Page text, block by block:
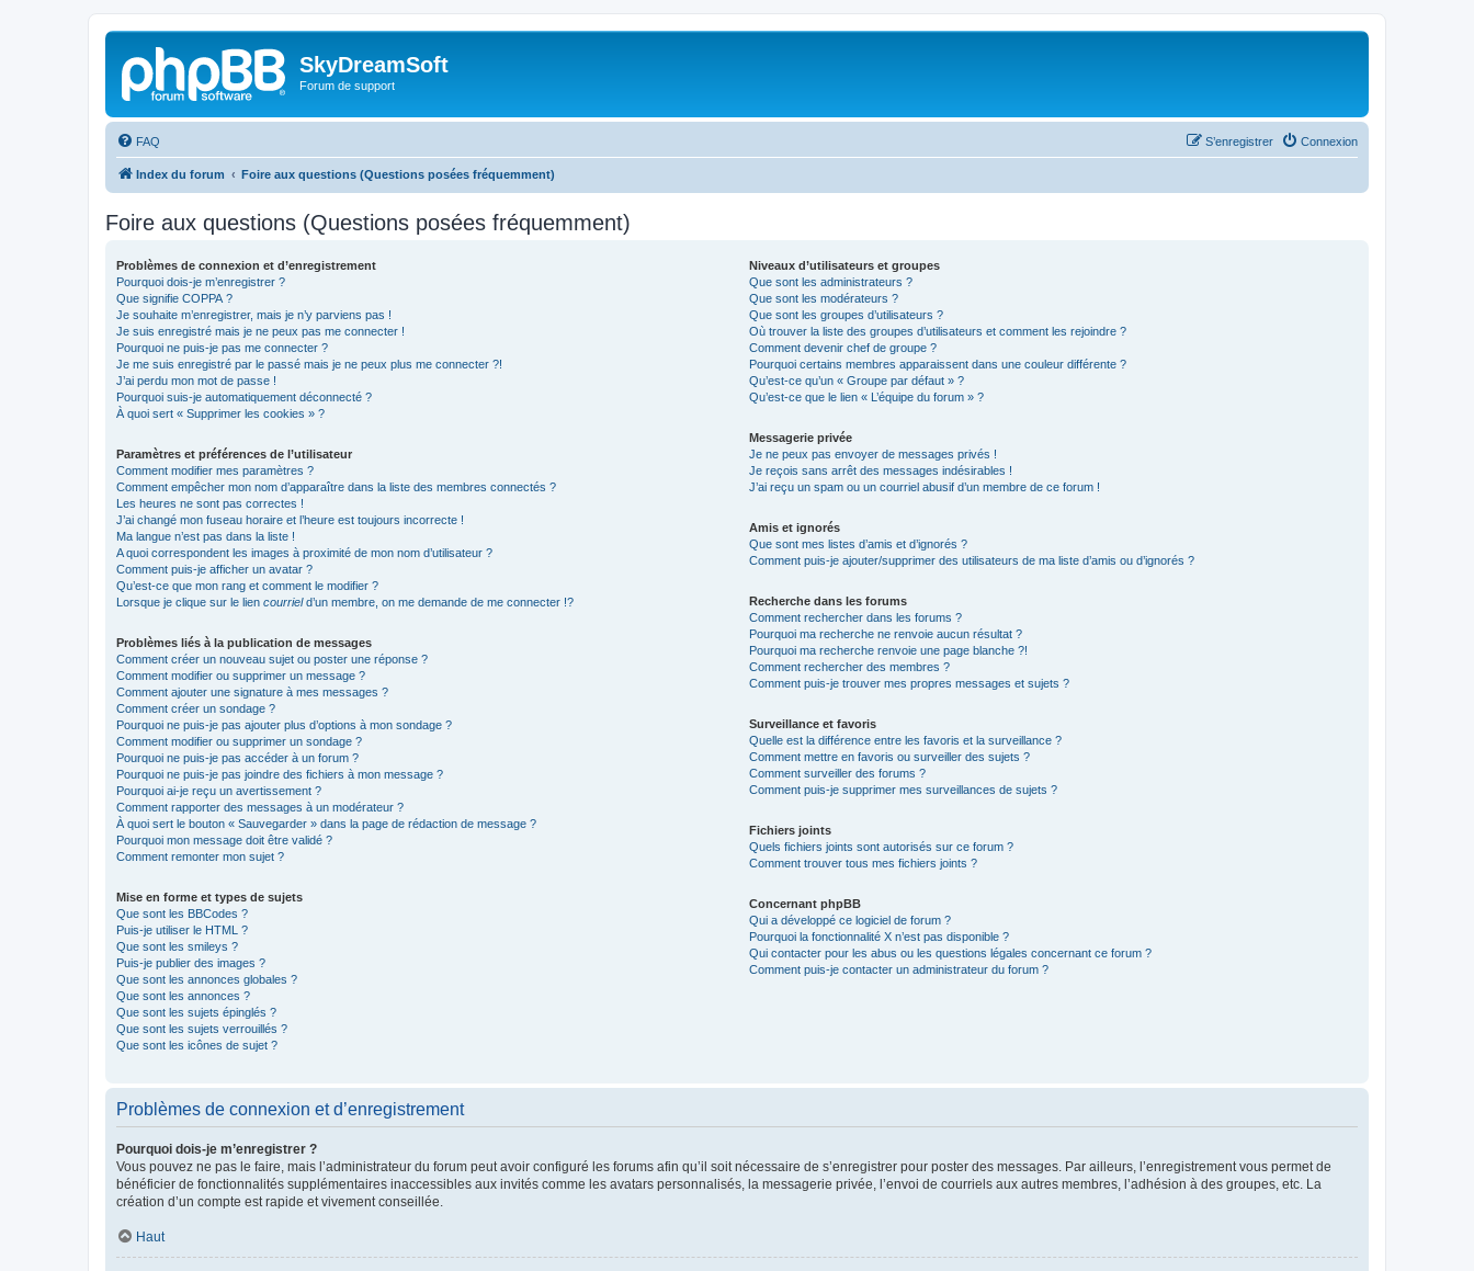
SkyDreamSoft
Forum de support
FAQ Connexion
S’enregistrer
Index du forum Foire aux questions (Questions posées fréquemment)
Foire aux questions (Questions posées fréquemment)
Problèmes de connexion et d’enregistrement
Pourquoi dois-je m’enregistrer ?
Que signifie COPPA ?
Je souhaite m’enregistrer, mais je n’y parviens pas !
Je suis enregistré mais je ne peux pas me connecter !
Pourquoi ne puis-je pas me connecter ?
Je me suis enregistré par le passé mais je ne peux plus me connecter ?!
J’ai perdu mon mot de passe !
Pourquoi suis-je automatiquement déconnecté ?
À quoi sert « Supprimer les cookies » ?
Paramètres et préférences de l’utilisateur
Comment modifier mes paramètres ?
Comment empêcher mon nom d’apparaître dans la liste des membres connectés ?
Les heures ne sont pas correctes !
J’ai changé mon fuseau horaire et l’heure est toujours incorrecte !
Ma langue n’est pas dans la liste !
A quoi correspondent les images à proximité de mon nom d’utilisateur ?
Comment puis-je afficher un avatar ?
Qu’est-ce que mon rang et comment le modifier ?
Lorsque je clique sur le lien courrield’un membre, on me demande de me connecter !?
Problèmes liés à la publication de messages
Comment créer un nouveau sujet ou poster une réponse ?
Comment modifier ou supprimer un message ?
Comment ajouter une signature à mes messages ?
Comment créer un sondage ?
Pourquoi ne puis-je pas ajouter plus d’options à mon sondage ?
Comment modifier ou supprimer un sondage ?
Pourquoi ne puis-je pas accéder à un forum ?
Pourquoi ne puis-je pas joindre des fichiers à mon message ?
Pourquoi ai-je reçu un avertissement ?
Comment rapporter des messages à un modérateur ?
À quoi sert le bouton « Sauvegarder » dans la page de rédaction de message ?
Pourquoi mon message doit être validé ?
Comment remonter mon sujet ?
Mise en forme et types de sujets
Que sont les BBCodes ?
Puis-je utiliser le HTML ?
Que sont les smileys ?
Puis-je publier des images ?
Que sont les annonces globales ?
Que sont les annonces ?
Que sont les sujets épinglés ?
Que sont les sujets verrouillés ?
Que sont les icônes de sujet ?
Niveaux d’utilisateurs et groupes
Que sont les administrateurs ?
Que sont les modérateurs ?
Que sont les groupes d’utilisateurs ?
Où trouver la liste des groupes d’utilisateurs et comment les rejoindre ?
Comment devenir chef de groupe ?
Pourquoi certains membres apparaissent dans une couleur différente ?
Qu’est-ce qu’un « Groupe par défaut » ?
Qu’est-ce que le lien « L’équipe du forum » ?
Messagerie privée
Je ne peux pas envoyer de messages privés !
Je reçois sans arrêt des messages indésirables !
J’ai reçu un spam ou un courriel abusif d’un membre de ce forum !
Amis et ignorés
Que sont mes listes d’amis et d’ignorés ?
Comment puis-je ajouter/supprimer des utilisateurs de ma liste d’amis ou d’ignorés ?
Recherche dans les forums
Comment rechercher dans les forums ?
Pourquoi ma recherche ne renvoie aucun résultat ?
Pourquoi ma recherche renvoie une page blanche ?!
Comment rechercher des membres ?
Comment puis-je trouver mes propres messages et sujets ?
Surveillance et favoris
Quelle est la différence entre les favoris et la surveillance ?
Comment mettre en favoris ou surveiller des sujets ?
Comment surveiller des forums ?
Comment puis-je supprimer mes surveillances de sujets ?
Fichiers joints
Quels fichiers joints sont autorisés sur ce forum ?
Comment trouver tous mes fichiers joints ?
Concernant phpBB
Qui a développé ce logiciel de forum ?
Pourquoi la fonctionnalité X n’est pas disponible ?
Qui contacter pour les abus ou les questions légales concernant ce forum ?
Comment puis-je contacter un administrateur du forum ?
Problèmes de connexion et d’enregistrement
Pourquoi dois-je m’enregistrer ?
Vous pouvez ne pas le faire, mais l’administrateur du forum peut avoir configuré les forums afin qu’il soit nécessaire de s’enregistrer pour poster des messages. Par ailleurs, l’enregistrement vous permet de
bénéficier de fonctionnalités supplémentaires inaccessibles aux invités comme les avatars personnalisés, la messagerie privée, l’envoi de courriels aux autres membres, l’adhésion à des groupes, etc. La
création d’un compte est rapide et vivement conseillée.
Haut